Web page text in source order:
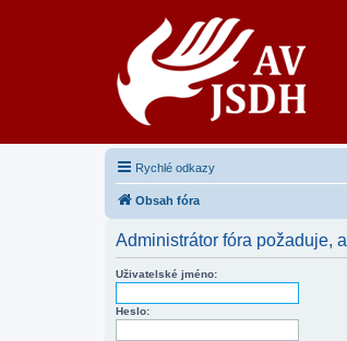
Rychlé odkazy
Obsah fóra
Administrátor fóra požaduje,
Uživatelské jméno:
Heslo: